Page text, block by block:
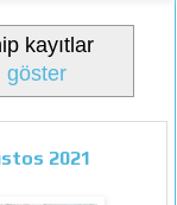
kayıtlar
göster
2021